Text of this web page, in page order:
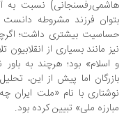
نسبت به آن
فرزند مشروطه دانست که
بیشتری داشت؛ اگرچه در
مانند بسیاری از انقلابیون
بود؛ هرچند به باور
اما پیش از این، تحلیل و
با نام «ملت ایران چه
ملی» تبیین کرده بود.